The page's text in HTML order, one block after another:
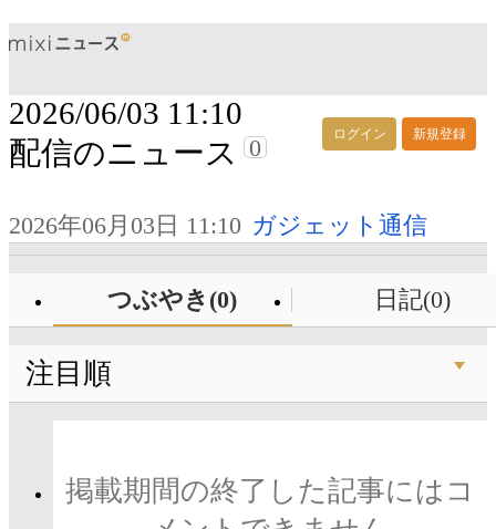
ログイン 新規登録
2026/06/03 11:10
配信のニュース
0
2026年06月03日 11:10 ガジェット通信
つぶやき(0) 日記(0)
注目順
掲載期間の終了した記事にはコ